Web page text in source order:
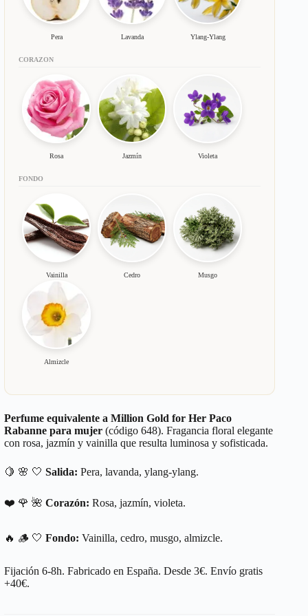
Pera Lavanda Ylang-Ylang
CORAZON
Rosa Jazmín Violeta
FONDO
Vainilla Cedro Musgo
Almizcle
Perfume equivalente a Million Gold for Her Paco
Rabanne para mujer (código 648). Fragancia floral elegante
con rosa, jazmín y vainilla que resulta luminosa y sofisticada.
🍋 🌸 🤍 Salida: Pera, lavanda, ylang-ylang.
❤️ 🌹 🌺 Corazón: Rosa, jazmín, violeta.
🔥 🪵 🤍 Fondo: Vainilla, cedro, musgo, almizcle.
Fijación 6-8h. Fabricado en España. Desde 3€. Envío gratis
+40€.